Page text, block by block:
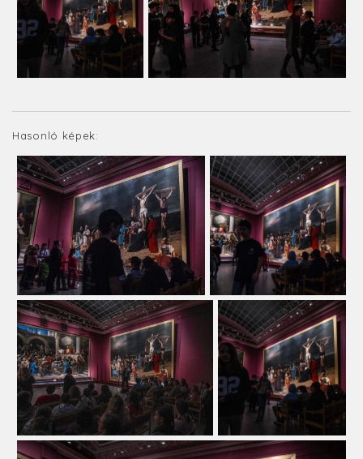
Hasonló képek: